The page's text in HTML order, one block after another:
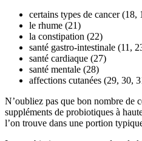
certains types de cancer (18,
le rhume (21)
la constipation (22)
santé gastro-intestinale (11,
santé cardiaque (27)
santé mentale (28)
affections cutanées (29, 30,
N’oubliez pas que bon nombre de
suppléments de probiotiques à
l’on trouve dans une portion